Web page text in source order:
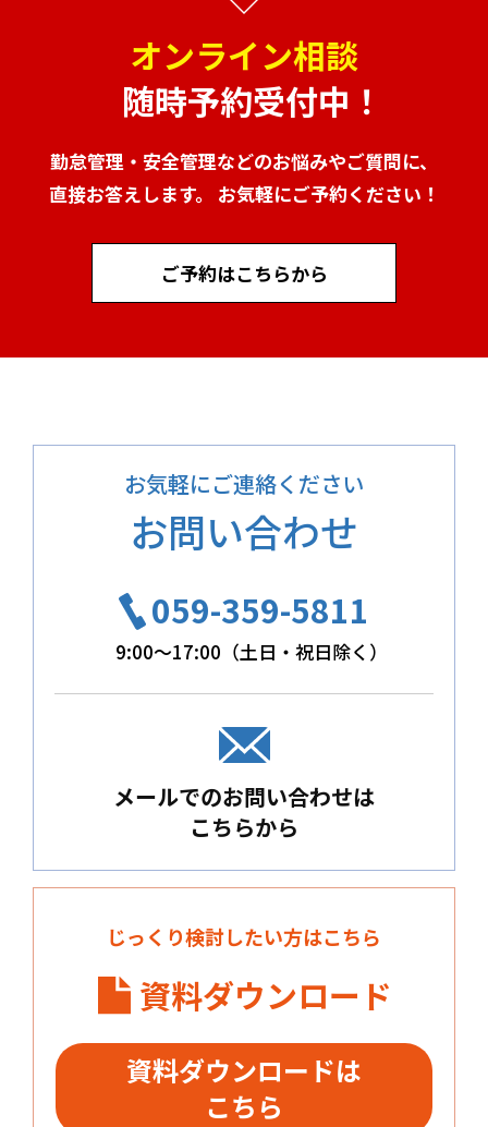
オンライン相談
随時予約受付中！
勤怠管理・安全管理などのお悩みやご質問に、
直接お答えします。 お気軽にご予約ください！
ご予約はこちらから
お気軽にご連絡ください
お問い合わせ
059-359-5811
9:00～17:00（土日・祝日除く）
メールでのお問い合わせは
こちらから
じっくり検討したい方はこちら
資料ダウンロード
資料ダウンロードは
こちら